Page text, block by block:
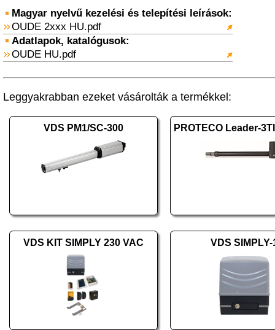
Magyar nyelvű kezelési és telepítési leírások:
OUDE 2xxx HU.pdf
Adatlapok, katalógusok:
OUDE HU.pdf
Leggyakrabban ezeket vásárolták a termékkel:
VDS PM1/SC-300
VDS KIT SIMPLY 230 VAC VDS SIMPLY-